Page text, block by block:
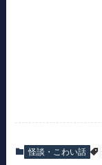
怪談・こわい話